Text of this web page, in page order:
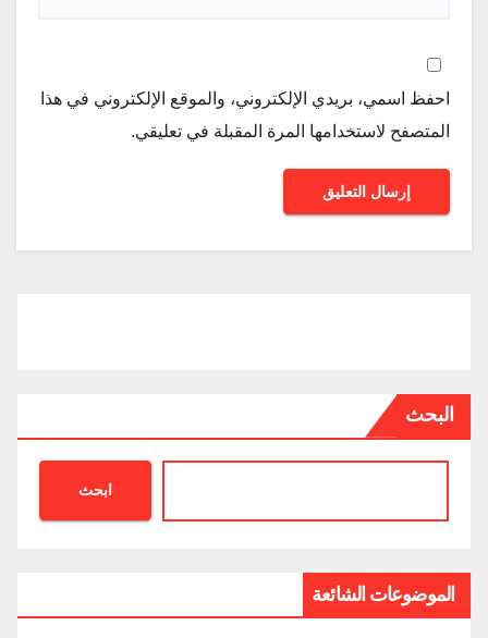
احفظ اسمي، بريدي الإلكتروني، والموقع الإلكتروني في هذا
المتصفح لاستخدامها المرة المقبلة في تعليقي.
البحث
ابحث
الموضوعات الشائعة